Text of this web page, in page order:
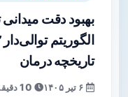
بهبود دقت
تاریخچه درمان